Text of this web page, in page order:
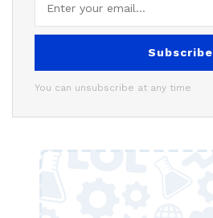
Subscribe
You can unsubscribe at any time